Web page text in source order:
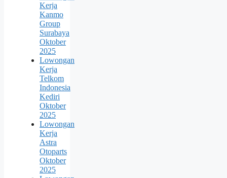
Kerja
Kanmo
Group
Surabaya
Oktober
2025
Lowongan
Kerja
Telkom
Indonesia
Kediri
Oktober
2025
Lowongan
Kerja
Astra
Otoparts
Oktober
2025